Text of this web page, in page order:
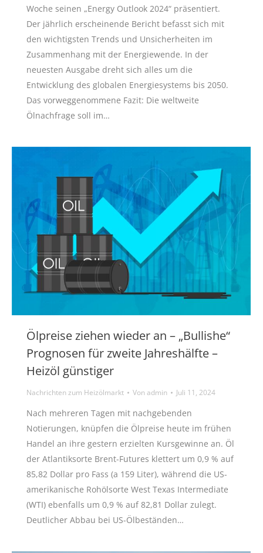
Woche seinen „Energy Outlook 2024“ präsentiert.
Der jährlich erscheinende Bericht befasst sich mit
den wichtigsten Trends und Unsicherheiten im
Zusammenhang mit der Energiewende. In der
neuesten Ausgabe dreht sich alles um die
Entwicklung des globalen Energiesystems bis 2050.
Das vorweggenommene Fazit: Die weltweite
Ölnachfrage soll im…
Ölpreise ziehen wieder an – „Bullishe“
Prognosen für zweite Jahreshälfte –
Heizöl günstiger
Nachrichten zum Heizölmarkt Vonadmin Juli 11, 2024
Nach mehreren Tagen mit nachgebenden
Notierungen, knüpfen die Ölpreise heute im frühen
Handel an ihre gestern erzielten Kursgewinne an. Öl
der Atlantiksorte Brent-Futures klettert um 0,9 % auf
85,82 Dollar pro Fass (a 159 Liter), während die US-
amerikanische Rohölsorte West Texas Intermediate
(WTI) ebenfalls um 0,9 % auf 82,81 Dollar zulegt.
Deutlicher Abbau bei US-Ölbeständen…